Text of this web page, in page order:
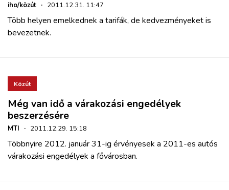
iho/közút · 2011.12.31. 11:47
Több helyen emelkednek a tarifák, de kedvezményeket is
bevezetnek.
Közút
Még van idő a várakozási engedélyek
beszerzésére
MTI · 2011.12.29. 15:18
Többnyire 2012. január 31-ig érvényesek a 2011-es autós
várakozási engedélyek a fővárosban.